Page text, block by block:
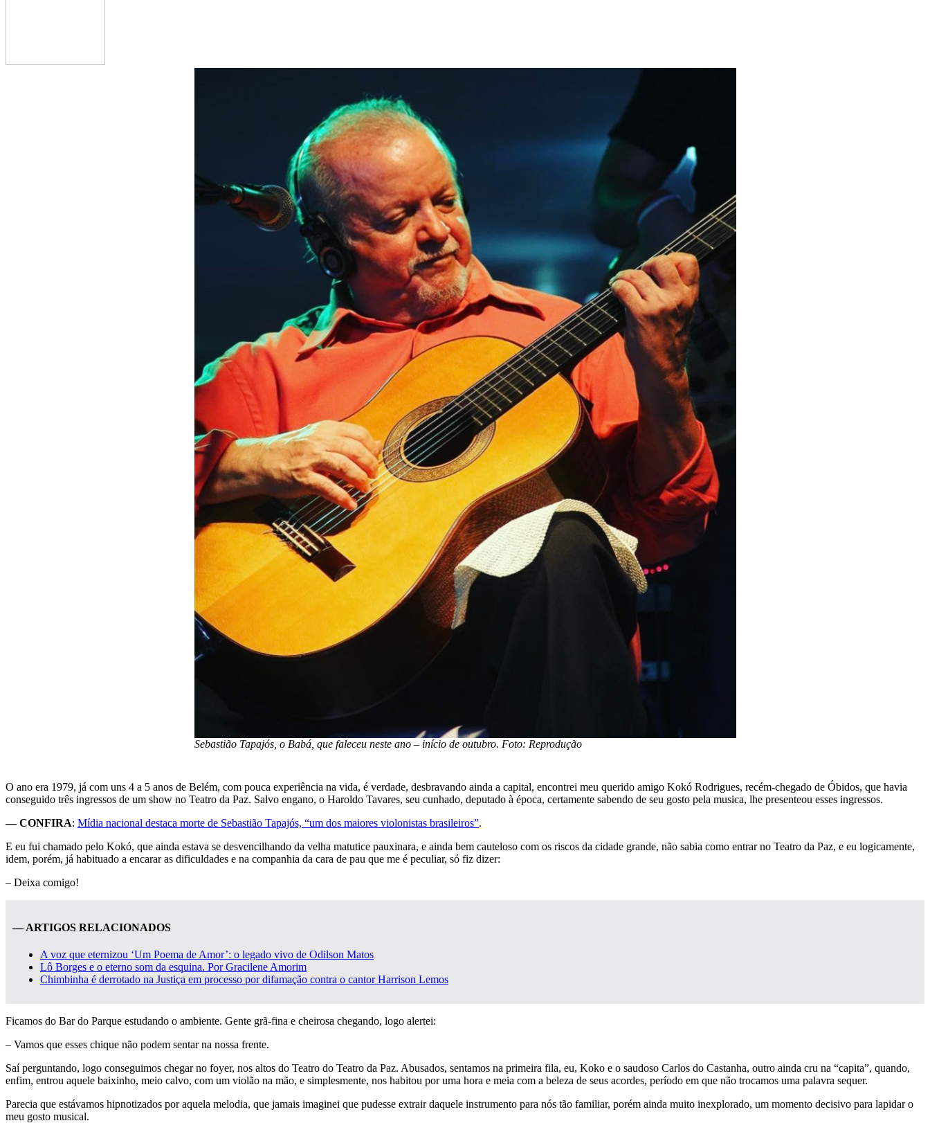
Sebastião Tapajós, o Babá, que faleceu neste ano – início de outubro. Foto: Reprodução
O ano era 1979, já com uns 4 a 5 anos de Belém, com pouca experiência na vida, é verdade, desbravando ainda a capital, encontrei meu querido amigo Kokó Rodrigues, recém-chegado de Óbidos, que havia
conseguido três ingressos de um show no Teatro da Paz. Salvo engano, o Haroldo Tavares, seu cunhado, deputado à época, certamente sabendo de seu gosto pela musica, lhe presenteou esses ingressos.
— CONFIRA: Mídia nacional destaca morte de Sebastião Tapajós, “um dos maiores violonistas brasileiros”.
E eu fui chamado pelo Kokó, que ainda estava se desvencilhando da velha matutice pauxinara, e ainda bem cauteloso com os riscos da cidade grande, não sabia como entrar no Teatro da Paz, e eu logicamente,
idem, porém, já habituado a encarar as dificuldades e na companhia da cara de pau que me é peculiar, só fiz dizer:
– Deixa comigo!
— ARTIGOS RELACIONADOS
A voz que eternizou ‘Um Poema de Amor’: o legado vivo de Odilson Matos
Lô Borges e o eterno som da esquina. Por Gracilene Amorim
Chimbinha é derrotado na Justiça em processo por difamação contra o cantor Harrison Lemos
Ficamos do Bar do Parque estudando o ambiente. Gente grã-fina e cheirosa chegando, logo alertei:
– Vamos que esses chique não podem sentar na nossa frente.
Saí perguntando, logo conseguimos chegar no foyer, nos altos do Teatro do Teatro da Paz. Abusados, sentamos na primeira fila, eu, Koko e o saudoso Carlos do Castanha, outro ainda cru na “capita”, quando,
enfim, entrou aquele baixinho, meio calvo, com um violão na mão, e simplesmente, nos habitou por uma hora e meia com a beleza de seus acordes, período em que não trocamos uma palavra sequer.
Parecia que estávamos hipnotizados por aquela melodia, que jamais imaginei que pudesse extrair daquele instrumento para nós tão familiar, porém ainda muito inexplorado, um momento decisivo para lapidar o
meu gosto musical.